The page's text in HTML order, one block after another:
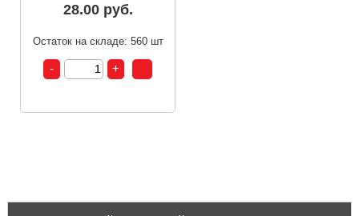
28.00 руб.
Остаток на складе: 560 шт